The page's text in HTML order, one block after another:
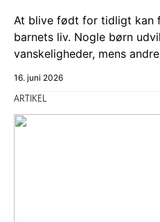
At blive født for tidligt kan
barnets liv. Nogle børn
vanskeligheder, mens
16. juni 2026
ARTIKEL